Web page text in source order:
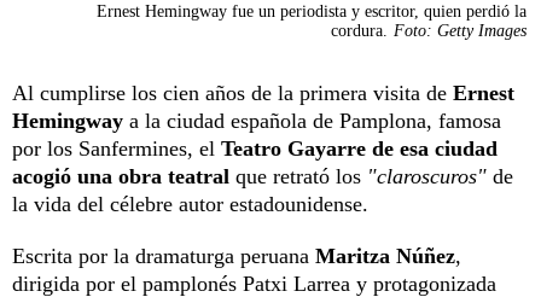
Ernest Hemingway fue un periodista y escritor, quien perdió la
cordura.
Foto: Getty Images
Al cumplirse los cien años de la primera visita de Ernest
Hemingway a la ciudad española de Pamplona, famosa
por los Sanfermines, el Teatro Gayarre de esa ciudad
acogió una obra teatral que retrató los "claroscuros" de
la vida del célebre autor estadounidense.
Escrita por la dramaturga peruana Maritza Núñez,
dirigida por el pamplonés Patxi Larrea y protagonizada